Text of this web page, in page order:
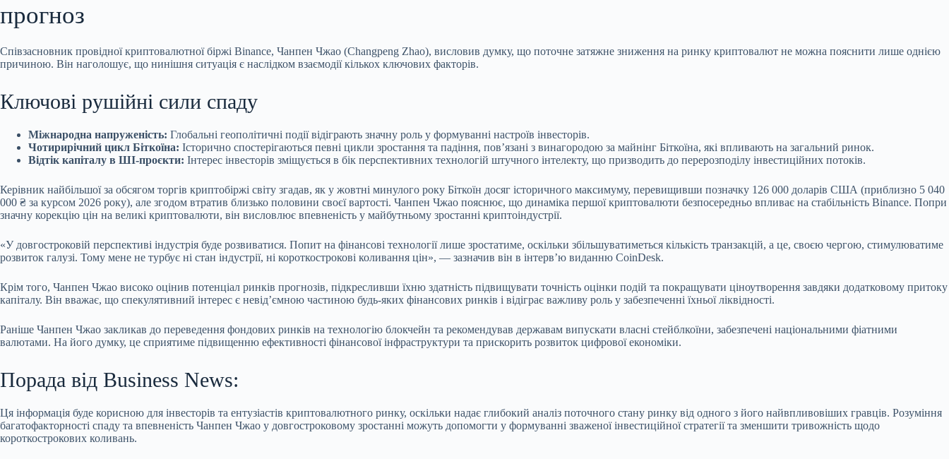
прогноз
Співзасновник провідної криптовалютної біржі Binance, Чанпен Чжао (Changpeng Zhao), висловив думку, що поточне затяжне зниження на ринку криптовалют не можна пояснити лише однією
причиною. Він наголошує, що нинішня ситуація є наслідком взаємодії кількох ключових факторів.
Ключові рушійні сили спаду
Міжнародна напруженість: Глобальні геополітичні події відіграють значну роль у формуванні настроїв інвесторів.
Чотирирічний цикл Біткоїна: Історично спостерігаються певні цикли зростання та падіння, пов’язані з винагородою за майнінг Біткоїна, які впливають на загальний ринок.
Відтік капіталу в ШІ-проєкти: Інтерес інвесторів зміщується в бік перспективних технологій штучного інтелекту, що призводить до перерозподілу інвестиційних потоків.
Керівник найбільшої за обсягом торгів криптобіржі світу згадав, як у жовтні минулого року Біткоїн досяг історичного максимуму, перевищивши позначку 126 000 доларів США (приблизно 5 040
000 ₴ за курсом 2026 року), але згодом втратив близько половини своєї вартості. Чанпен Чжао пояснює, що динаміка першої криптовалюти безпосередньо впливає на стабільність Binance. Попри
значну корекцію цін на великі криптовалюти, він висловлює впевненість у майбутньому зростанні криптоіндустрії.
«У довгостроковій перспективі індустрія буде розвиватися. Попит на фінансові технології лише зростатиме, оскільки збільшуватиметься кількість транзакцій, а це, своєю чергою, стимулюватиме
розвиток галузі. Тому мене не турбує ні стан індустрії, ні короткострокові коливання цін», — зазначив він в інтерв’ю виданню CoinDesk.
Крім того, Чанпен Чжао високо оцінив потенціал ринків прогнозів, підкресливши їхню здатність підвищувати точність оцінки подій та покращувати ціноутворення завдяки додатковому притоку
капіталу. Він вважає, що спекулятивний інтерес є невід’ємною частиною будь-яких фінансових ринків і відіграє важливу роль у забезпеченні їхньої ліквідності.
Раніше Чанпен Чжао закликав до переведення фондових ринків на технологію блокчейн та рекомендував державам випускати власні стейблкоїни, забезпечені національними фіатними
валютами. На його думку, це сприятиме підвищенню ефективності фінансової інфраструктури та прискорить розвиток цифрової економіки.
Порада від Business News:
Ця інформація буде корисною для інвесторів та ентузіастів криптовалютного ринку, оскільки надає глибокий аналіз поточного стану ринку від одного з його найвпливовіших гравців. Розуміння
багатофакторності спаду та впевненість Чанпен Чжао у довгостроковому зростанні можуть допомогти у формуванні зваженої інвестиційної стратегії та зменшити тривожність щодо
короткострокових коливань.